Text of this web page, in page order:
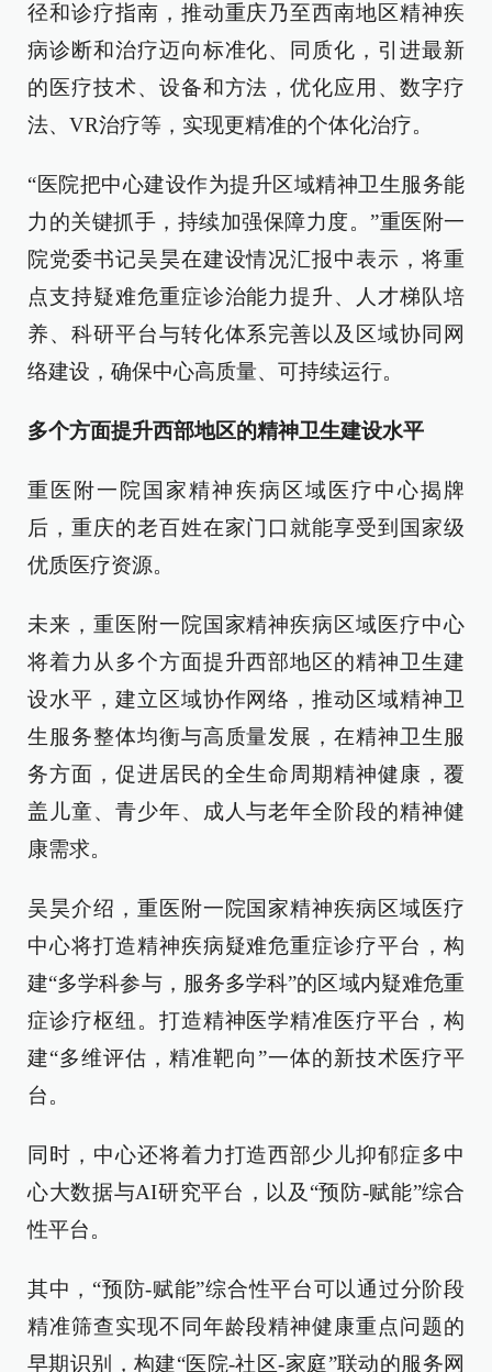
径和诊疗指南，推动重庆乃至西南地区精神疾
病诊断和治疗迈向标准化、同质化，引进最新
的医疗技术、设备和方法，优化应用、数字疗
法、VR治疗等，实现更精准的个体化治疗。
“医院把中心建设作为提升区域精神卫生服务能
力的关键抓手，持续加强保障力度。”重医附一
院党委书记吴昊在建设情况汇报中表示，将重
点支持疑难危重症诊治能力提升、人才梯队培
养、科研平台与转化体系完善以及区域协同网
络建设，确保中心高质量、可持续运行。
多个方面提升西部地区的精神卫生建设水平
重医附一院国家精神疾病区域医疗中心揭牌
后，重庆的老百姓在家门口就能享受到国家级
优质医疗资源。
未来，重医附一院国家精神疾病区域医疗中心
将着力从多个方面提升西部地区的精神卫生建
设水平，建立区域协作网络，推动区域精神卫
生服务整体均衡与高质量发展，在精神卫生服
务方面，促进居民的全生命周期精神健康，覆
盖儿童、青少年、成人与老年全阶段的精神健
康需求。
吴昊介绍，重医附一院国家精神疾病区域医疗
中心将打造精神疾病疑难危重症诊疗平台，构
建“多学科参与，服务多学科”的区域内疑难危重
症诊疗枢纽。打造精神医学精准医疗平台，构
建“多维评估，精准靶向”一体的新技术医疗平
台。
同时，中心还将着力打造西部少儿抑郁症多中
心大数据与AI研究平台，以及“预防-赋能”综合
性平台。
其中，“预防-赋能”综合性平台可以通过分阶段
精准筛查实现不同年龄段精神健康重点问题的
早期识别，构建“医院-社区-家庭”联动的服务网